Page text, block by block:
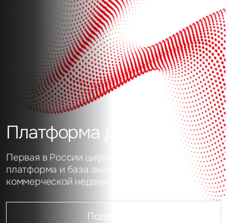
Платформа данных
Первая в России цифровая аналитическая
платформа и база знаний о рынке
коммерческой недвижимости
Подробнее